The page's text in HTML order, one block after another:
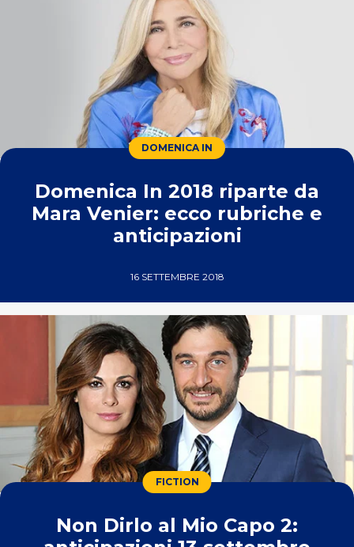
DOMENICA IN
Domenica In 2018 riparte da
Mara Venier: ecco rubriche e
anticipazioni
16 SETTEMBRE 2018
FICTION
Non Dirlo al Mio Capo 2: